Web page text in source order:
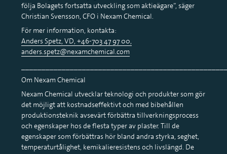
följa Bolagets fortsatta utveckling som aktieägare”, säger
Christian Svensson, CFO i Nexam Chemical.
För mer information, kontakta:
Anders Spetz, VD, +46-703 47 97 00,
anders.spetz@nexamchemical.com
Om Nexam Chemical
Nexam Chemical utvecklar teknologi och produkter som gör
det möjligt att kostnadseffektivt och med bibehållen
produktionsteknik avsevärt förbättra tillverkningsprocess
och egenskaper hos de flesta typer av plaster. Till de
egenskaper som förbättras hör bland andra styrka, seghet,
temperaturtålighet, kemikalieresistens och livslängd. De